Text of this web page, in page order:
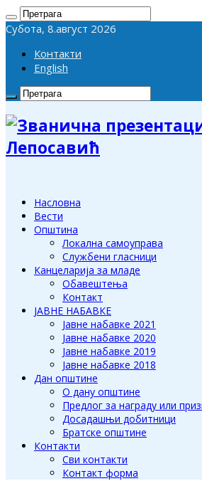
Субота, 8.август 2026
Контакти
English
Лепосавић
Насловна
Вести
Општина
Локална самоуправа
Службени гласници
Канцеларија за младе
Обавештења
Контакт
ЈАВНЕ НАБАВКЕ
Јавне набавке 2021
Јавне набавке 2020
Јавне набавке 2019
Јавне набавке 2018
Дан општине
О дану општине
Предлог за награду или
Досадашњи добитници
Братске општине
Контакти
Сви контакти
Контакт форма